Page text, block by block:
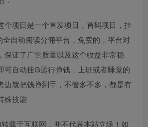
个项目是一个首发项目，首码项目，挂
自动阅读分佣平台，免费的，平台对
保证了广告质量以及这个收益非常稳
可自动挂G运行挣钱，上班或者睡觉的
边就把钱挣到手，不管多不多，都是有
殊技能
载于互联网，并不代表本站立场！如